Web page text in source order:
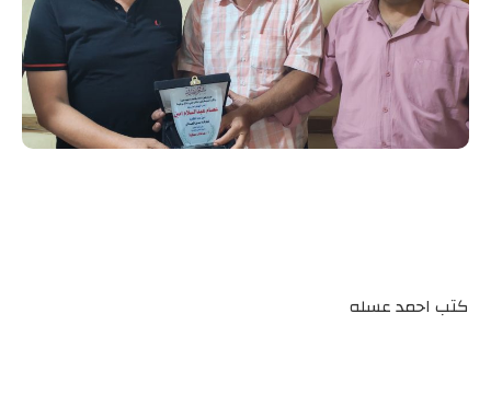
كتب احمد عسله